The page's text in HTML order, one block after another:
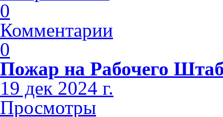
0
Комментарии
0
Пожар на Рабочего
19 дек 2024 г.
Просмотры